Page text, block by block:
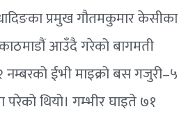
प्रमुख गौतमकुमार केसीका
आउँदै गरेको बागमती
ईभी माइक्रो बस गजुरी–५
थियो। गम्भीर घाइते ७१